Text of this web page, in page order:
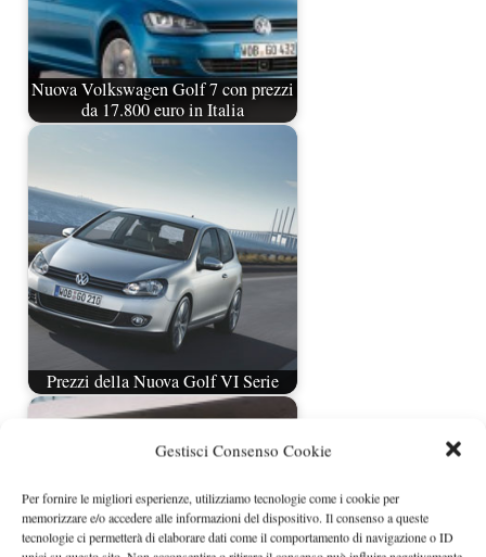
Gestisci Consenso Cookie
Per fornire le migliori esperienze, utilizziamo tecnologie come i cookie per
memorizzare e/o accedere alle informazioni del dispositivo. Il consenso a queste
tecnologie ci permetterà di elaborare dati come il comportamento di navigazione o ID
Nuova Volkswagen Golf 7 con prezzi
da 17.800 euro in Italia
Prezzi della Nuova Golf VI Serie